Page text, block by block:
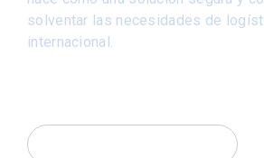
solventar las necesidades de
internacional.